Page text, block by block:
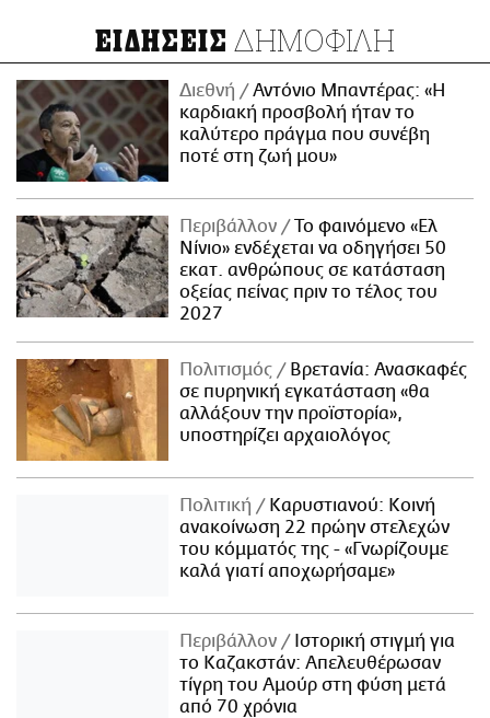
ΕΙΔΗΣΕΙΣ ΔΗΜΟΦΙΛΗ
Διεθνή
Αντόνιο Μπαντέρας: «Η
καρδιακή προσβολή ήταν το
καλύτερο πράγμα που συνέβη
ποτέ στη ζωή μου»
Περιβάλλον
Το φαινόμενο «Ελ
Νίνιο» ενδέχεται να οδηγήσει 50
εκατ. ανθρώπους σε κατάσταση
οξείας πείνας πριν το τέλος του
2027
Πολιτισμός
Βρετανία: Ανασκαφές
σε πυρηνική εγκατάσταση «θα
αλλάξουν την προϊστορία»,
υποστηρίζει αρχαιολόγος
Πολιτική
Καρυστιανού: Κοινή
ανακοίνωση 22 πρώην στελεχών
του κόμματός της - «Γνωρίζουμε
καλά γιατί αποχωρήσαμε»
Περιβάλλον
Ιστορική στιγμή για
το Καζακστάν: Απελευθέρωσαν
τίγρη του Αμούρ στη φύση μετά
από 70 χρόνια